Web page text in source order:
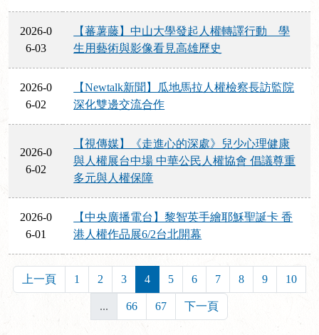
2026-0
6-03
【蕃薯藤】中山大學發起人權轉譯行動 學
生用藝術與影像看見高雄歷史
2026-0
6-02
【Newtalk新聞】瓜地馬拉人權檢察長訪監院
深化雙邊交流合作
2026-0
6-02
【視傳媒】《走進心的深處》兒少心理健康
與人權展台中場 中華公民人權協會 倡議尊重
多元與人權保障
2026-0
6-01
【中央廣播電台】黎智英手繪耶穌聖誕卡 香
港人權作品展6/2台北開幕
上一頁 1 2 3 4 5 6 7 8 9 10
... 66 67 下一頁